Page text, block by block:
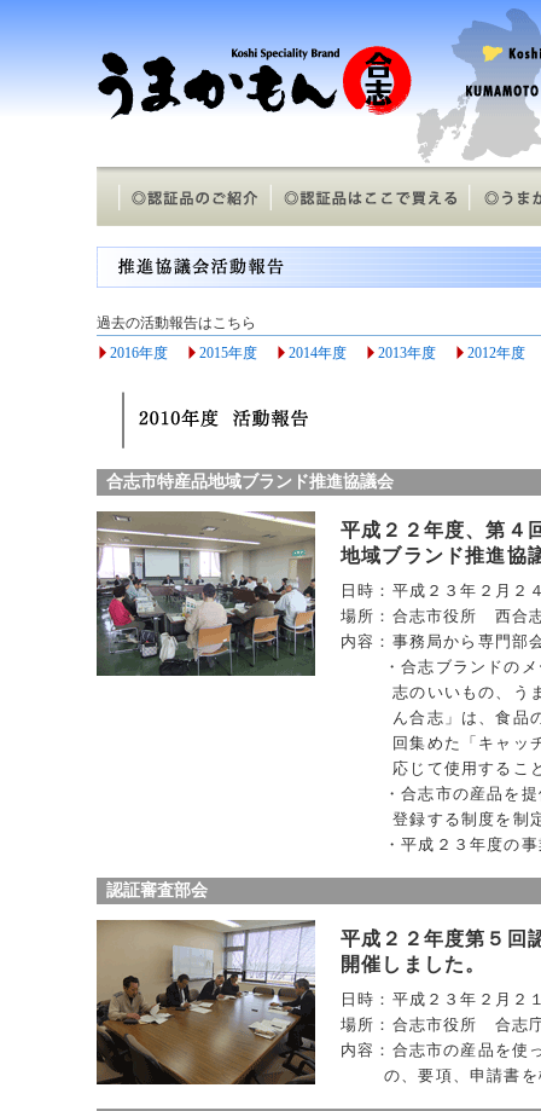
過去の活動報告はこちら
2016年度
2015年度 2014年度 2013年度 2012年度
合志市特産品地域ブランド推進協議会
平成２２年度、第４
地域ブランド推進協
日時：平成２３年２月２
場所：合志市役所 西合
内容：事務局から専門部
・合志ブランドの
志のいいもの、う
ん合志」は、食品
回集めた「キャッ
応じて使用するこ
・合志市の産品を
登録する制度を制
・平成２３年度の
認証審査部会
平成２２年度第５回
開催しました。
日時：平成２３年２月２
場所：合志市役所 合志
内容：合志市の産品を使
の、要項、申請書